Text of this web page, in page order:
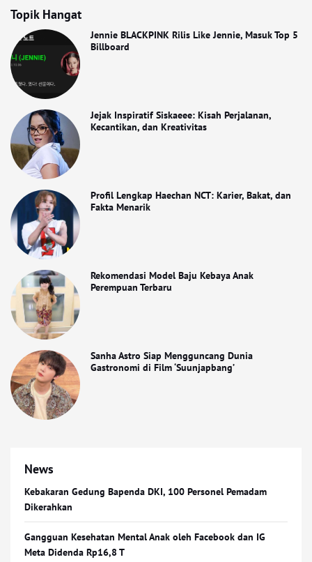
Topik Hangat
Jennie BLACKPINK Rilis Like Jennie, Masuk Top 5
Billboard
Jejak Inspiratif Siskaeee: Kisah Perjalanan,
Kecantikan, dan Kreativitas
Profil Lengkap Haechan NCT: Karier, Bakat, dan
Fakta Menarik
Rekomendasi Model Baju Kebaya Anak
Perempuan Terbaru
Sanha Astro Siap Mengguncang Dunia
Gastronomi di Film ‘Suunjapbang’
News
Kebakaran Gedung Bapenda DKI, 100 Personel Pemadam
Dikerahkan
Gangguan Kesehatan Mental Anak oleh Facebook dan IG
Meta Didenda Rp16,8 T